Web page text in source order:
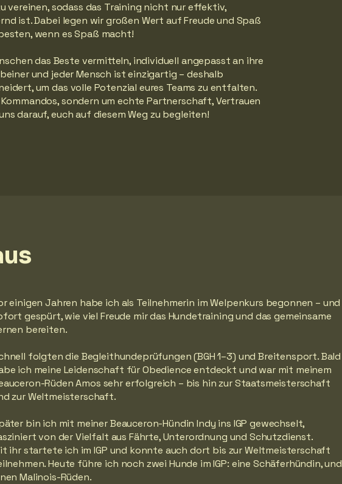
vereinen, sodass das Training nicht nur effektiv,
ist. Dabei legen wir großen Wert auf Freude und Spaß
wenn es Spaß macht!
das Beste vermitteln, individuell angepasst an ihre
und jeder Mensch ist einzigartig – deshalb
um das volle Potenzial eures Teams zu entfalten.
sondern um echte Partnerschaft, Vertrauen
darauf, euch auf diesem Weg zu begleiten!
einigen Jahren habe ich als Teilnehmerin im Welpenkurs begonnen – und
gespürt, wie viel Freude mir das Hundetraining und das gemeinsame
bereiten.
folgten die Begleithundeprüfungen (BGH 1–3) und Breitensport. Bald
ich meine Leidenschaft für Obedience entdeckt und war mit meinem
Rüden Amos sehr erfolgreich – bis hin zur Staatsmeisterschaft
zur Weltmeisterschaft.
bin ich mit meiner Beauceron-Hündin Indy ins IGP gewechselt,
von der Vielfalt aus Fährte, Unterordnung und Schutzdienst.
ihr startete ich im IGP und konnte auch dort bis zur Weltmeisterschaft
Heute führe ich noch zwei Hunde im IGP: eine Schäferhündin, und
Malinois-Rüden.